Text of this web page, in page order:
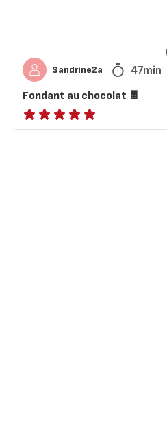
Sandrine2a 47min
Fondant au chocolat 🍫
ratings.NaN